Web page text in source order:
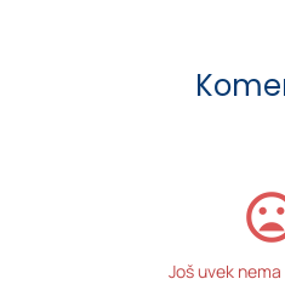
Još uvek